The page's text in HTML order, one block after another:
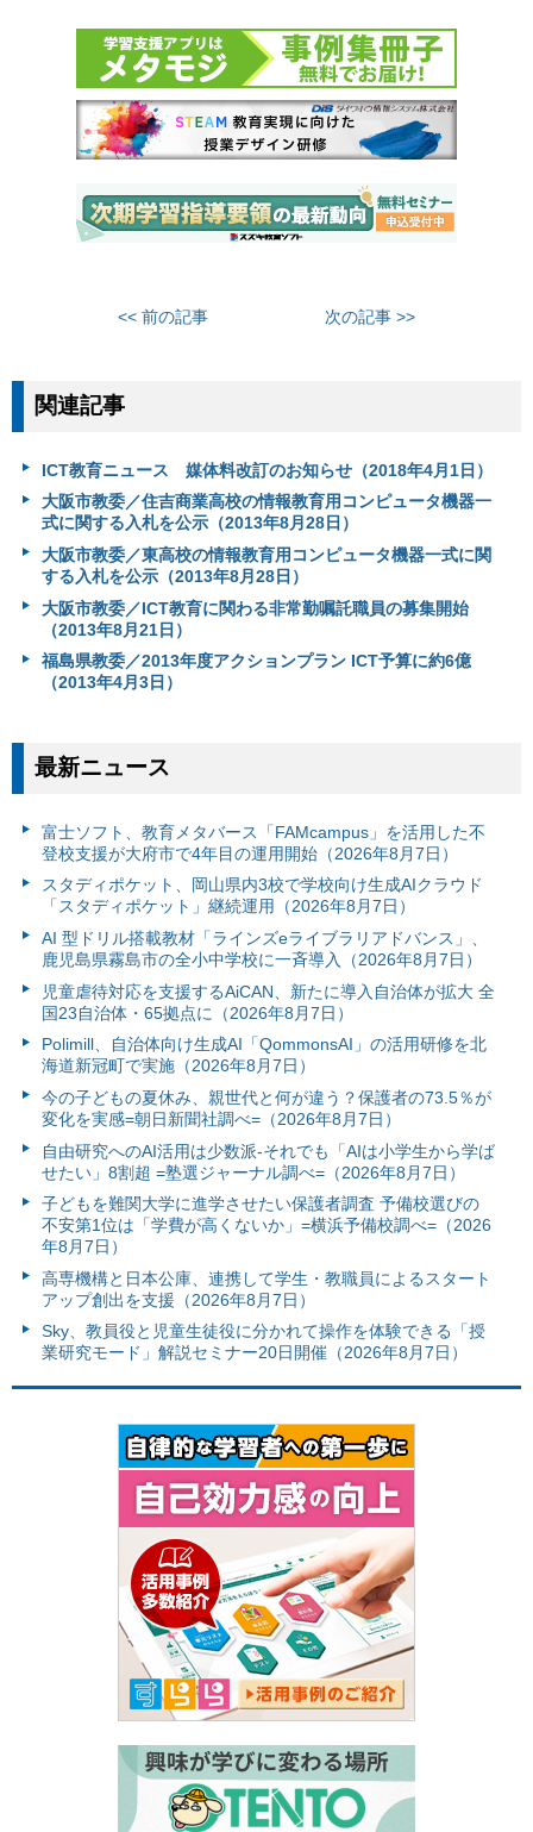
<< 前の記事 次の記事 >>
関連記事
ICT教育ニュース 媒体料改訂のお知らせ（2018年4月1日）
大阪市教委／住吉商業高校の情報教育用コンピュータ機器一
式に関する入札を公示（2013年8月28日）
大阪市教委／東高校の情報教育用コンピュータ機器一式に関
する入札を公示（2013年8月28日）
大阪市教委／ICT教育に関わる非常勤嘱託職員の募集開始
（2013年8月21日）
福島県教委／2013年度アクションプラン ICT予算に約6億
（2013年4月3日）
最新ニュース
富⼠ソフト、教育メタバース「FAMcampus」を活用した不
登校支援が大府市で4年目の運用開始（2026年8月7日）
スタディポケット、岡山県内3校で学校向け生成AIクラウド
「スタディポケット」継続運用（2026年8月7日）
AI 型ドリル搭載教材「ラインズeライブラリアドバンス」、
鹿児島県霧島市の全小中学校に一斉導入（2026年8月7日）
児童虐待対応を支援するAiCAN、新たに導入自治体が拡大 全
国23自治体・65拠点に（2026年8月7日）
Polimill、自治体向け生成AI「QommonsAI」の活用研修を北
海道新冠町で実施（2026年8月7日）
今の子どもの夏休み、親世代と何が違う？保護者の73.5％が
変化を実感=朝日新聞社調べ=（2026年8月7日）
自由研究へのAI活用は少数派-それでも「AIは小学生から学ば
せたい」8割超 =塾選ジャーナル調べ=（2026年8月7日）
子どもを難関大学に進学させたい保護者調査 予備校選びの
不安第1位は「学費が高くないか」=横浜予備校調べ=（2026
年8月7日）
高専機構と日本公庫、連携して学生・教職員によるスタート
アップ創出を支援（2026年8月7日）
Sky、教員役と児童生徒役に分かれて操作を体験できる「授
業研究モード」解説セミナー20日開催（2026年8月7日）